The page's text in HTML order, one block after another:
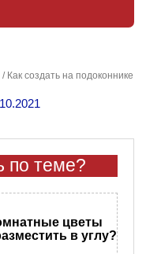
/ Как создать на подоконнике
по теме?
цветы
в углу?